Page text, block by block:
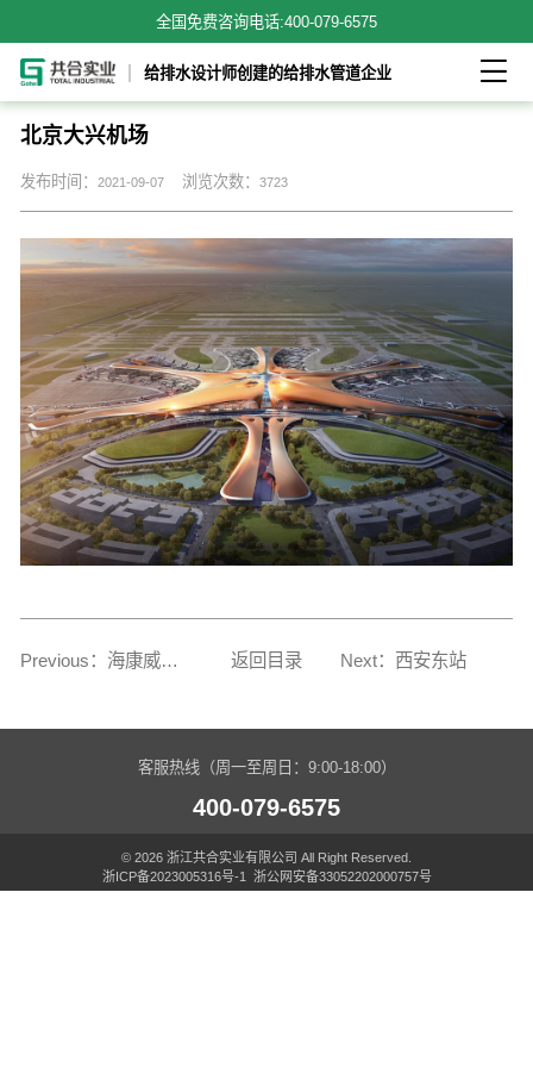
全国免费咨询电话:400-079-6575
给排水设计师创建的给排水管道企业 
北京大兴机场
发布时间： 2021-09-07 浏览次数： 3723
Previous：海康威视成都中心 返回目录 Next：西安东站
客服热线（周一至周日：9:00-18:00）
400-079-6575
© 2026 浙江共合实业有限公司 All Right Reserved.
浙ICP备2023005316号-1
浙公网安备33052202000757号